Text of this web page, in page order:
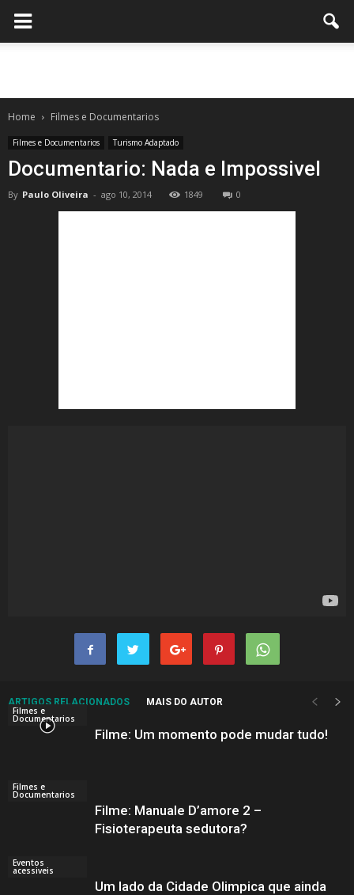
Home Filmes e Documentarios
Filmes e Documentarios Turismo Adaptado
Documentario: Nada e Impossivel
By Paulo Oliveira - ago 10, 2014 1849 0
ARTIGOS RELACIONADOS MAIS DO AUTOR
Filmes e
Documentarios
Filme: Um momento pode mudar tudo!
Filmes e
Documentarios
Filme: Manuale D’amore 2 –
Fisioterapeuta sedutora?
Eventos
acessiveis
Um lado da Cidade Olimpica que ainda